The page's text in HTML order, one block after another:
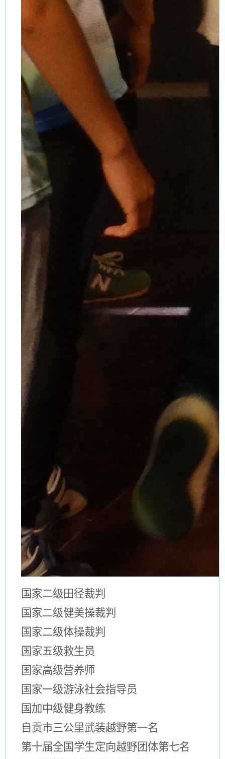
国家二级田径裁判
国家二级健美操裁判
国家二级体操裁判
国家五级救生员
国家高级营养师
国家一级游泳社会指导员
国加中级健身教练
自贡市三公里武装越野第一名
第十届全国学生定向越野团体第七名